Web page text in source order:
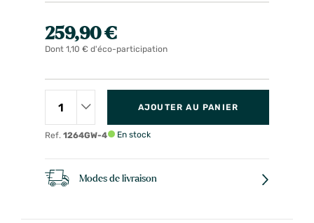
259,90 €
Dont 1,10 € d'éco-participation
Ref. 1264GW-4
AJOUTER AU PANIER
En stock
Modes de livraison